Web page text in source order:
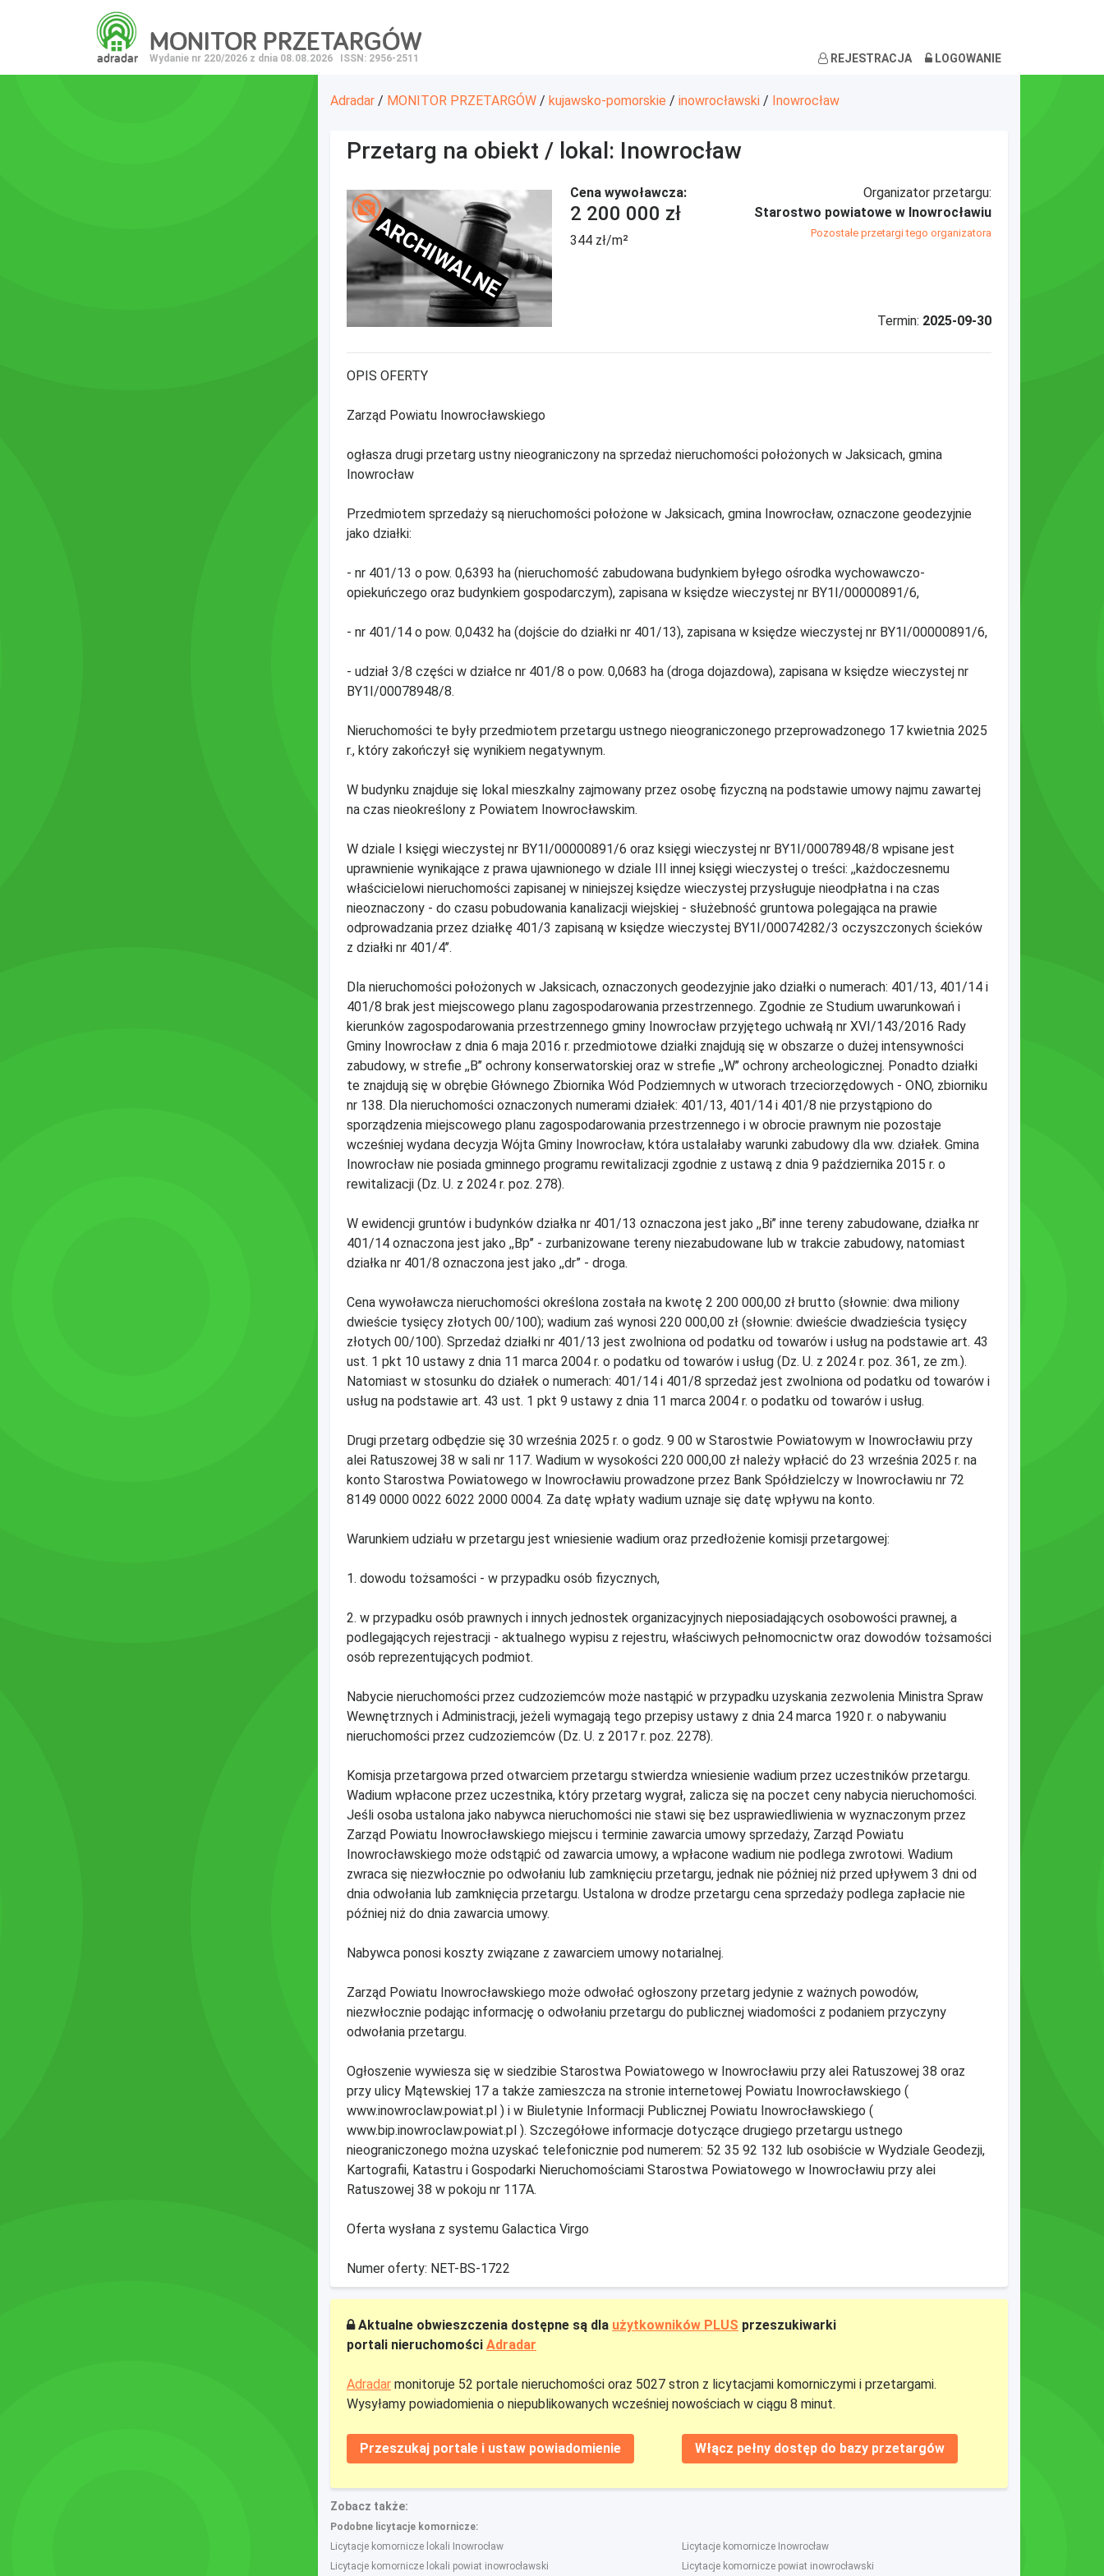
adradar
MONITOR PRZETARGÓW
Wydanie nr 220/2026 z dnia 08.08.2026 ISSN: 2956-2511 REJESTRACJA LOGOWANIE
Adradar / MONITOR PRZETARGÓW / kujawsko-pomorskie / inowrocławski / Inowrocław
Przetarg na obiekt / lokal: Inowrocław
ARCHIWALNE
Cena wywoławcza:
2 200 000 zł
344 zł/m²
Organizator przetargu:
Starostwo powiatowe w Inowrocławiu
Pozostałe przetargi tego organizatora
Termin: 2025-09-30
OPIS OFERTY
Zarząd Powiatu Inowrocławskiego
ogłasza drugi przetarg ustny nieograniczony na sprzedaż nieruchomości położonych w Jaksicach, gmina
Inowrocław
Przedmiotem sprzedaży są nieruchomości położone w Jaksicach, gmina Inowrocław, oznaczone geodezyjnie
jako działki:
- nr 401/13 o pow. 0,6393 ha (nieruchomość zabudowana budynkiem byłego ośrodka wychowawczo-
opiekuńczego oraz budynkiem gospodarczym), zapisana w księdze wieczystej nr BY1I/00000891/6,
- nr 401/14 o pow. 0,0432 ha (dojście do działki nr 401/13), zapisana w księdze wieczystej nr BY1I/00000891/6,
- udział 3/8 części w działce nr 401/8 o pow. 0,0683 ha (droga dojazdowa), zapisana w księdze wieczystej nr
BY1I/00078948/8.
Nieruchomości te były przedmiotem przetargu ustnego nieograniczonego przeprowadzonego 17 kwietnia 2025
r., który zakończył się wynikiem negatywnym.
W budynku znajduje się lokal mieszkalny zajmowany przez osobę fizyczną na podstawie umowy najmu zawartej
na czas nieokreślony z Powiatem Inowrocławskim.
W dziale I księgi wieczystej nr BY1I/00000891/6 oraz księgi wieczystej nr BY1I/00078948/8 wpisane jest
uprawnienie wynikające z prawa ujawnionego w dziale III innej księgi wieczystej o treści: ,,każdoczesnemu
właścicielowi nieruchomości zapisanej w niniejszej księdze wieczystej przysługuje nieodpłatna i na czas
nieoznaczony - do czasu pobudowania kanalizacji wiejskiej - służebność gruntowa polegająca na prawie
odprowadzania przez działkę 401/3 zapisaną w księdze wieczystej BY1I/00074282/3 oczyszczonych ścieków
z działki nr 401/4’’.
Dla nieruchomości położonych w Jaksicach, oznaczonych geodezyjnie jako działki o numerach: 401/13, 401/14 i
401/8 brak jest miejscowego planu zagospodarowania przestrzennego. Zgodnie ze Studium uwarunkowań i
kierunków zagospodarowania przestrzennego gminy Inowrocław przyjętego uchwałą nr XVI/143/2016 Rady
Gminy Inowrocław z dnia 6 maja 2016 r. przedmiotowe działki znajdują się w obszarze o dużej intensywności
zabudowy, w strefie ,,B’’ ochrony konserwatorskiej oraz w strefie ,,W’’ ochrony archeologicznej. Ponadto działki
te znajdują się w obrębie Głównego Zbiornika Wód Podziemnych w utworach trzeciorzędowych - ONO, zbiorniku
nr 138. Dla nieruchomości oznaczonych numerami działek: 401/13, 401/14 i 401/8 nie przystąpiono do
sporządzenia miejscowego planu zagospodarowania przestrzennego i w obrocie prawnym nie pozostaje
wcześniej wydana decyzja Wójta Gminy Inowrocław, która ustalałaby warunki zabudowy dla ww. działek. Gmina
Inowrocław nie posiada gminnego programu rewitalizacji zgodnie z ustawą z dnia 9 października 2015 r. o
rewitalizacji (Dz. U. z 2024 r. poz. 278).
W ewidencji gruntów i budynków działka nr 401/13 oznaczona jest jako ,,Bi’’ inne tereny zabudowane, działka nr
401/14 oznaczona jest jako ,,Bp’’ - zurbanizowane tereny niezabudowane lub w trakcie zabudowy, natomiast
działka nr 401/8 oznaczona jest jako ,,dr” - droga.
Cena wywoławcza nieruchomości określona została na kwotę 2 200 000,00 zł brutto (słownie: dwa miliony
dwieście tysięcy złotych 00/100); wadium zaś wynosi 220 000,00 zł (słownie: dwieście dwadzieścia tysięcy
złotych 00/100). Sprzedaż działki nr 401/13 jest zwolniona od podatku od towarów i usług na podstawie art. 43
ust. 1 pkt 10 ustawy z dnia 11 marca 2004 r. o podatku od towarów i usług (Dz. U. z 2024 r. poz. 361, ze zm.).
Natomiast w stosunku do działek o numerach: 401/14 i 401/8 sprzedaż jest zwolniona od podatku od towarów i
usług na podstawie art. 43 ust. 1 pkt 9 ustawy z dnia 11 marca 2004 r. o podatku od towarów i usług.
Drugi przetarg odbędzie się 30 września 2025 r. o godz. 9 00 w Starostwie Powiatowym w Inowrocławiu przy
alei Ratuszowej 38 w sali nr 117. Wadium w wysokości 220 000,00 zł należy wpłacić do 23 września 2025 r. na
konto Starostwa Powiatowego w Inowrocławiu prowadzone przez Bank Spółdzielczy w Inowrocławiu nr 72
8149 0000 0022 6022 2000 0004. Za datę wpłaty wadium uznaje się datę wpływu na konto.
Warunkiem udziału w przetargu jest wniesienie wadium oraz przedłożenie komisji przetargowej:
1. dowodu tożsamości - w przypadku osób fizycznych,
2. w przypadku osób prawnych i innych jednostek organizacyjnych nieposiadających osobowości prawnej, a
podlegających rejestracji - aktualnego wypisu z rejestru, właściwych pełnomocnictw oraz dowodów tożsamości
osób reprezentujących podmiot.
Nabycie nieruchomości przez cudzoziemców może nastąpić w przypadku uzyskania zezwolenia Ministra Spraw
Wewnętrznych i Administracji, jeżeli wymagają tego przepisy ustawy z dnia 24 marca 1920 r. o nabywaniu
nieruchomości przez cudzoziemców (Dz. U. z 2017 r. poz. 2278).
Komisja przetargowa przed otwarciem przetargu stwierdza wniesienie wadium przez uczestników przetargu.
Wadium wpłacone przez uczestnika, który przetarg wygrał, zalicza się na poczet ceny nabycia nieruchomości.
Jeśli osoba ustalona jako nabywca nieruchomości nie stawi się bez usprawiedliwienia w wyznaczonym przez
Zarząd Powiatu Inowrocławskiego miejscu i terminie zawarcia umowy sprzedaży, Zarząd Powiatu
Inowrocławskiego może odstąpić od zawarcia umowy, a wpłacone wadium nie podlega zwrotowi. Wadium
zwraca się niezwłocznie po odwołaniu lub zamknięciu przetargu, jednak nie później niż przed upływem 3 dni od
dnia odwołania lub zamknięcia przetargu. Ustalona w drodze przetargu cena sprzedaży podlega zapłacie nie
później niż do dnia zawarcia umowy.
Nabywca ponosi koszty związane z zawarciem umowy notarialnej.
Zarząd Powiatu Inowrocławskiego może odwołać ogłoszony przetarg jedynie z ważnych powodów,
niezwłocznie podając informację o odwołaniu przetargu do publicznej wiadomości z podaniem przyczyny
odwołania przetargu.
Ogłoszenie wywiesza się w siedzibie Starostwa Powiatowego w Inowrocławiu przy alei Ratuszowej 38 oraz
przy ulicy Mątewskiej 17 a także zamieszcza na stronie internetowej Powiatu Inowrocławskiego (
www.inowroclaw.powiat.pl ) i w Biuletynie Informacji Publicznej Powiatu Inowrocławskiego (
www.bip.inowroclaw.powiat.pl ). Szczegółowe informacje dotyczące drugiego przetargu ustnego
nieograniczonego można uzyskać telefonicznie pod numerem: 52 35 92 132 lub osobiście w Wydziale Geodezji,
Kartografii, Katastru i Gospodarki Nieruchomościami Starostwa Powiatowego w Inowrocławiu przy alei
Ratuszowej 38 w pokoju nr 117A.
Oferta wysłana z systemu Galactica Virgo
Numer oferty: NET-BS-1722
Aktualne obwieszczenia dostępne są dla użytkowników PLUS przeszukiwarki
portali nieruchomości Adradar
Adradar monitoruje 52 portale nieruchomości oraz 5027 stron z licytacjami komorniczymi i przetargami.
Wysyłamy powiadomienia o niepublikowanych wcześniej nowościach w ciągu 8 minut.
Przeszukaj portale i ustaw powiadomienie Włącz pełny dostęp do bazy przetargów
Zobacz także:
Podobne licytacje komornicze:
Licytacje komornicze lokali Inowrocław
Licytacje komornicze lokali powiat inowrocławski
Licytacje komornicze Inowrocław
Licytacje komornicze powiat inowrocławski